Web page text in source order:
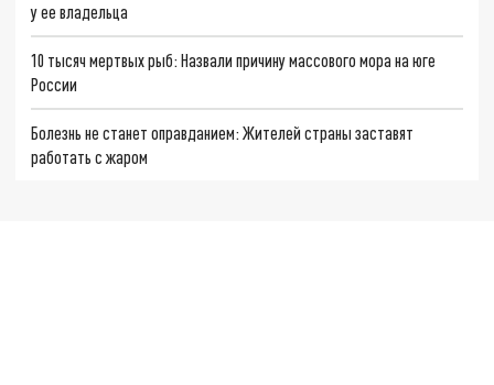
у ее владельца
10 тысяч мертвых рыб: Назвали причину массового мора на юге
России
Болезнь не станет оправданием: Жителей страны заставят
работать с жаром